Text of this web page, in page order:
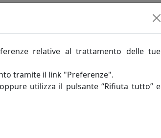
un’anima eclettica, a volte
di taglio artigianale tipica del Made in
dalla materia. È vittoria
ancora inesplorata
relative al trattamento delle tue
tramite il link "Preferenze".
utilizza il pulsante “Rifiuta tutto” e